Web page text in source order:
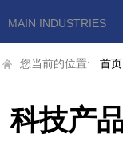
MAIN INDUSTRIES
您当前的位置:首页
科技产